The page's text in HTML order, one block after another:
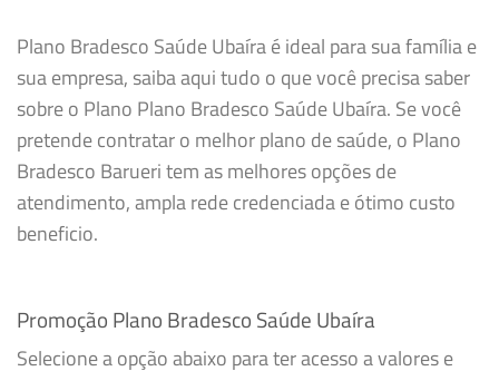
Plano Bradesco Saúde Ubaíra é ideal para sua família e
sua empresa, saiba aqui tudo o que você precisa saber
sobre o Plano Plano Bradesco Saúde Ubaíra. Se você
pretende contratar o melhor plano de saúde, o Plano
Bradesco Barueri tem as melhores opções de
atendimento, ampla rede credenciada e ótimo custo
beneficio.
Promoção Plano Bradesco Saúde Ubaíra
Selecione a opção abaixo para ter acesso a valores e